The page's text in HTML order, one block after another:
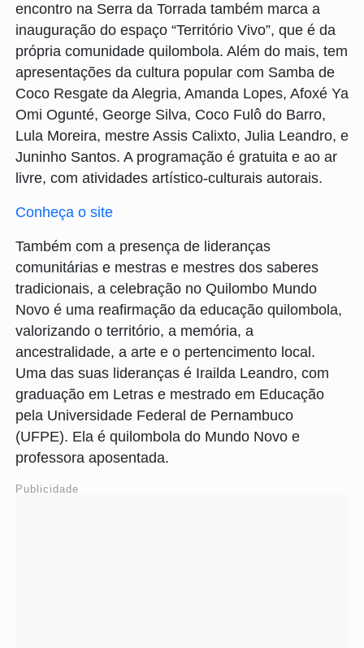
encontro na Serra da Torrada também marca a
inauguração do espaço “Território Vivo”, que é da
própria comunidade quilombola. Além do mais, tem
apresentações da cultura popular com Samba de
Coco Resgate da Alegria, Amanda Lopes, Afoxé Ya
Omi Ogunté, George Silva, Coco Fulô do Barro,
Lula Moreira, mestre Assis Calixto, Julia Leandro, e
Juninho Santos. A programação é gratuita e ao ar
livre, com atividades artístico-culturais autorais.
Conheça o site
Também com a presença de lideranças
comunitárias e mestras e mestres dos saberes
tradicionais, a celebração no Quilombo Mundo
Novo é uma reafirmação da educação quilombola,
valorizando o território, a memória, a
ancestralidade, a arte e o pertencimento local.
Uma das suas lideranças é Irailda Leandro, com
graduação em Letras e mestrado em Educação
pela Universidade Federal de Pernambuco
(UFPE). Ela é quilombola do Mundo Novo e
professora aposentada.
Publicidade